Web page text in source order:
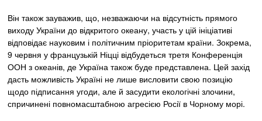
Він також зауважив, що, незважаючи на відсутність прямого
виходу України до відкритого океану, участь у цій ініціативі
відповідає науковим і політичним пріоритетам країни. Зокрема,
9 червня у французькій Ніцці відбудеться третя Конференція
ООН з океанів, де Україна також буде представлена. Цей захід
дасть можливість Україні не лише висловити свою позицію
щодо підписання угоди, але й засудити екологічні злочини,
спричинені повномасштабною агресією Росії в Чорному морі.